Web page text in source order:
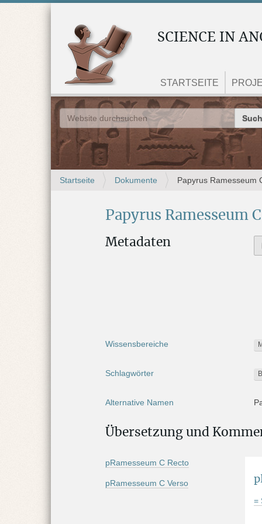
SCIENCE IN
STARTSEITE
Erweiterte Suche…
S
Startseite Dokumente Papyrus Ramesseum
Papyrus Ramesseum
Metadaten
Wissensbereiche
Schlagwörter
Alternative Namen
Übersetzung und
pRamesseum C Recto
pRamesseum C Verso
=